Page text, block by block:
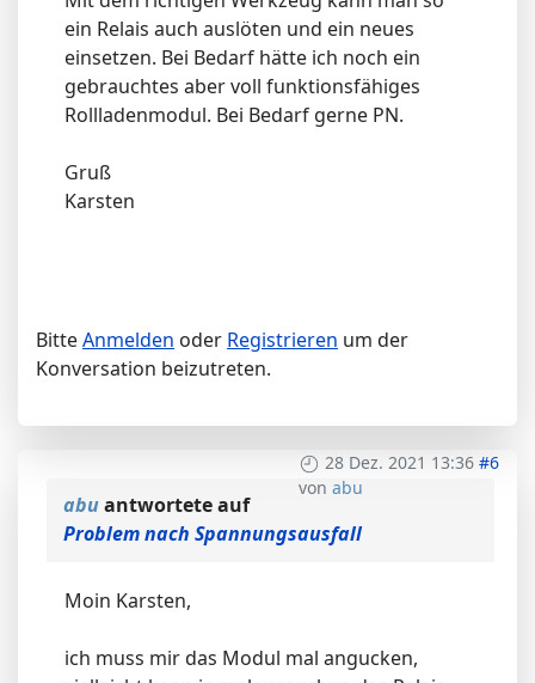
ein Relais auch auslöten und ein neues
einsetzen. Bei Bedarf hätte ich noch ein
gebrauchtes aber voll funktionsfähiges
Rollladenmodul. Bei Bedarf gerne PN.
Gruß
Karsten
BitteAnmelden oder Registrieren um der
Konversation beizutreten.
28 Dez. 2021 13:36 #6
von abu
abuantwortete auf
Problem nach Spannungsausfall
Moin Karsten,
ich muss mir das Modul mal angucken,